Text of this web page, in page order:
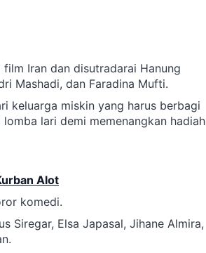
Iran dan disutradarai Hanung
Mashadi, dan Faradina Mufti.
keluarga miskin yang harus berbagi
lari demi memenangkan hadiah
Alot
komedi.
Siregar, Elsa Japasal, Jihane Almira,